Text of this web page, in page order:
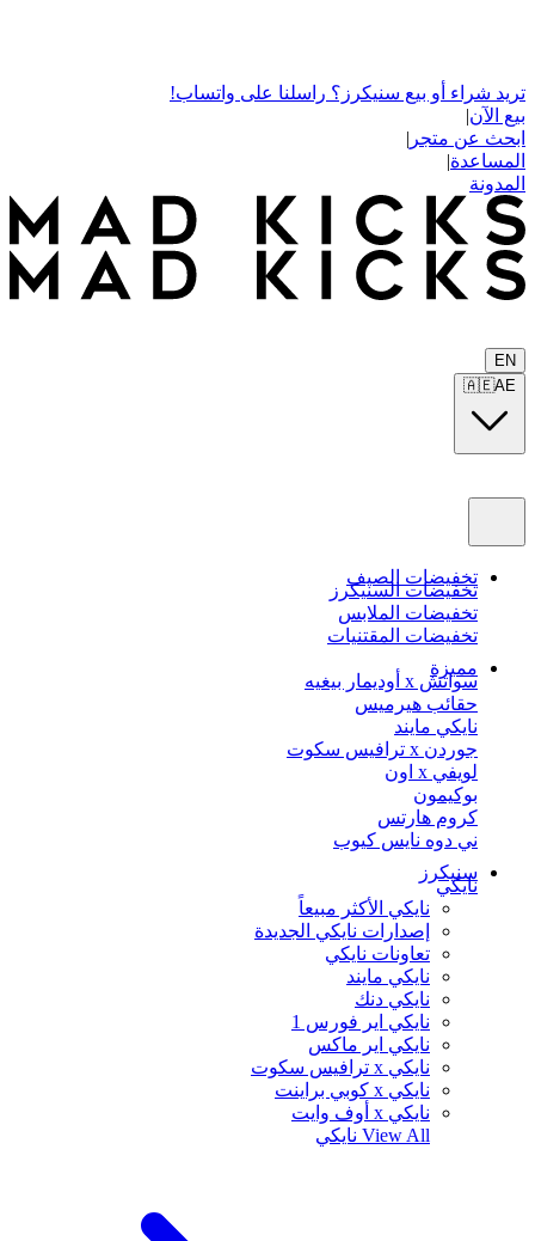
تريد شراء أو بيع سنيكرز؟ راسلنا على واتساب!
بيع الآن|
ابحث عن متجر |
المساعدة|
المدونة
EN
🇦🇪AE
تخفيضات الصيف
تخفيضات السنيكرز
تخفيضات الملابس
تخفيضات المقتنيات
مميزة
سواتش x أوديمار بيغيه
حقائب هيرميس
نايكي مايند
جوردن x ترافيس سكوت
لويفي x اون
بوكيمون
كروم هارتس
ني دوه نايس كيوب
سنيكرز
نايكي
نايكي الأكثر مبيعاً
إصدارات نايكي الجديدة
تعاونات نايكي
نايكي مايند
نايكي دنك
نايكي اير فورس 1
نايكي اير ماكس
نايكي x ترافيس سكوت
نايكي x كوبي براينت
نايكي x أوف وايت
View All نايكي